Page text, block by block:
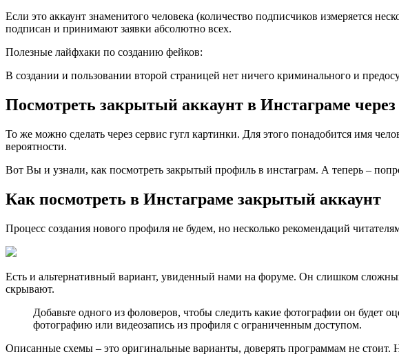
Если это аккаунт знаменитого человека (количество подписчиков измеряется
подписан и принимают заявки абсолютно всех.
Полезные лайфхаки по созданию фейков:
В создании и пользовании второй страницей нет ничего криминального и
Посмотреть закрытый аккаунт в Инстаграме через
То же можно сделать через сервис гугл картинки. Для этого понадобится имя
вероятности.
Вот Вы и узнали, как посмотреть закрытый профиль в инстаграм. А теперь –
Как посмотреть в Инстаграме закрытый аккаунт
Процесс создания нового профиля не будем, но несколько рекомендаций
Есть и альтернативный вариант, увиденный нами на форуме. Он слишком
скрывают.
Добавьте одного из фоловеров, чтобы следить какие фотографии он
фотографию или видеозапись из профиля с ограниченным доступом.
Описанные схемы – это оригинальные варианты, доверять программам не